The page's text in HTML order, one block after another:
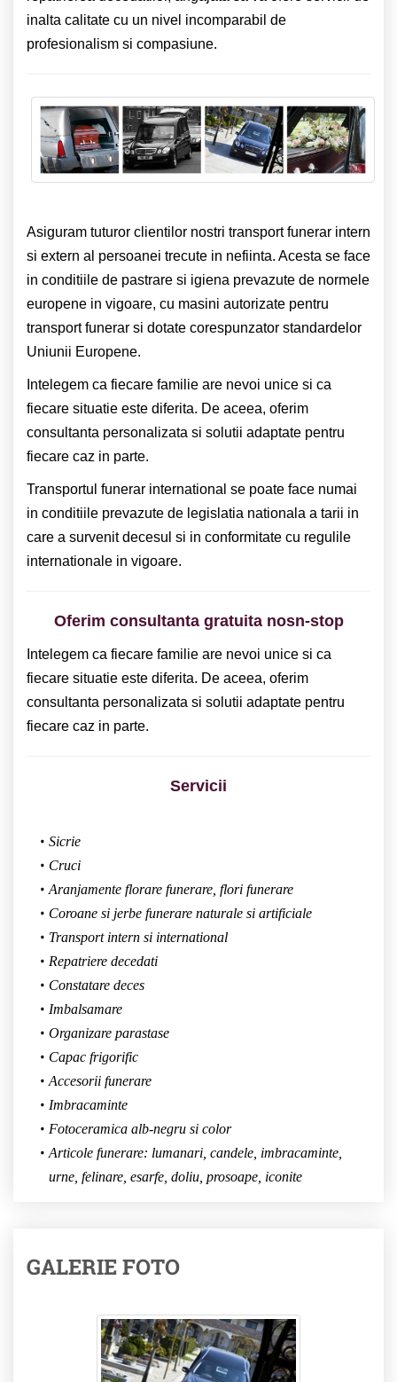
inalta calitate cu un nivel incomparabil de
profesionalism si compasiune.
Asiguram tuturor clientilor nostri transport funerar intern
si extern al persoanei trecute in nefiinta. Acesta se face
in conditiile de pastrare si igiena prevazute de normele
europene in vigoare, cu masini autorizate pentru
transport funerar si dotate corespunzator standardelor
Uniunii Europene.
Intelegem ca fiecare familie are nevoi unice si ca
fiecare situatie este diferita. De aceea, oferim
consultanta personalizata si solutii adaptate pentru
fiecare caz in parte.
Transportul funerar international se poate face numai
in conditiile prevazute de legislatia nationala a tarii in
care a survenit decesul si in conformitate cu regulile
internationale in vigoare.
Oferim consultanta gratuita nosn-stop
Intelegem ca fiecare familie are nevoi unice si ca
fiecare situatie este diferita. De aceea, oferim
consultanta personalizata si solutii adaptate pentru
fiecare caz in parte.
Servicii
Sicrie
Cruci
Aranjamente florare funerare, flori funerare
Coroane si jerbe funerare naturale si artificiale
Transport intern si international
Repatriere decedati
Constatare deces
Imbalsamare
Organizare parastase
Capac frigorific
Accesorii funerare
Imbracaminte
Fotoceramica alb-negru si color
Articole funerare: lumanari, candele, imbracaminte,
urne, felinare, esarfe, doliu, prosoape, iconite
GALERIE FOTO